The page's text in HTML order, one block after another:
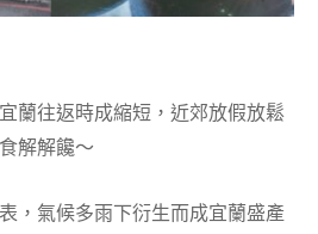
蘭往返時成縮短，近郊放假放鬆
解解饞～
，氣候多雨下衍生而成宜蘭盛產